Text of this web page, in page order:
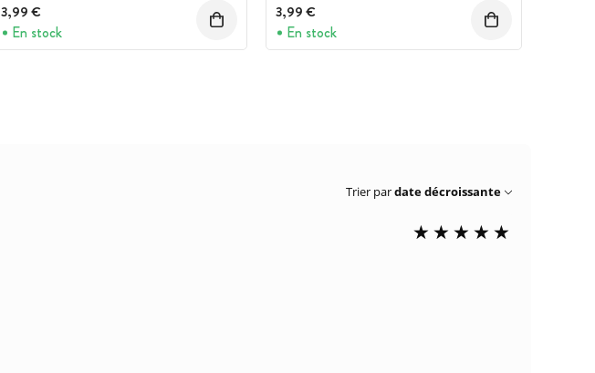
3,99 €
En stock
3,99 €
En stock
Trier pardate décroissante